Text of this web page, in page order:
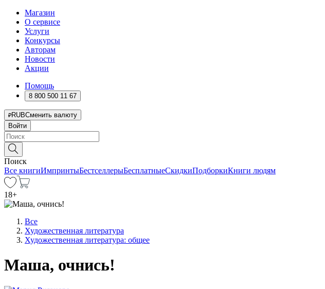
Магазин
О сервисе
Услуги
Конкурсы
Авторам
Новости
Акции
Помощь
8 800 500 11 67
RUBСменить валюту
Войти
Поиск
Все книгиИмпринтыБестселлерыБесплатныеСкидкиПодборкиКниги людям
18+
Все
Художественная литература
Художественная литература: общее
Маша, очнись!